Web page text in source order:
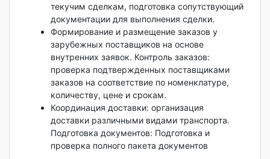
текучим сделкам, подготовка сопутствующий
документации для выполнения сделки.
Формирование и размещение заказов у
зарубежных поставщиков на основе
внутренних заявок. Контроль заказов:
проверка подтвержденных поставщиками
заказов на соответствие по номенклатуре,
количеству, цене и срокам.
Координация доставки: организация
доставки различными видами транспорта.​​​​​​​
Подготовка документов: Подготовка и
проверка полного пакета документов